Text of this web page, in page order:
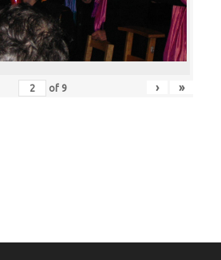
of 9 › »